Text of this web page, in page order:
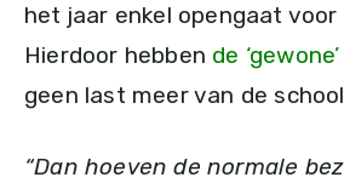
het jaar enkel opengaat voor
Hierdoor hebben de
geen last meer van de
“Dan hoeven de normale